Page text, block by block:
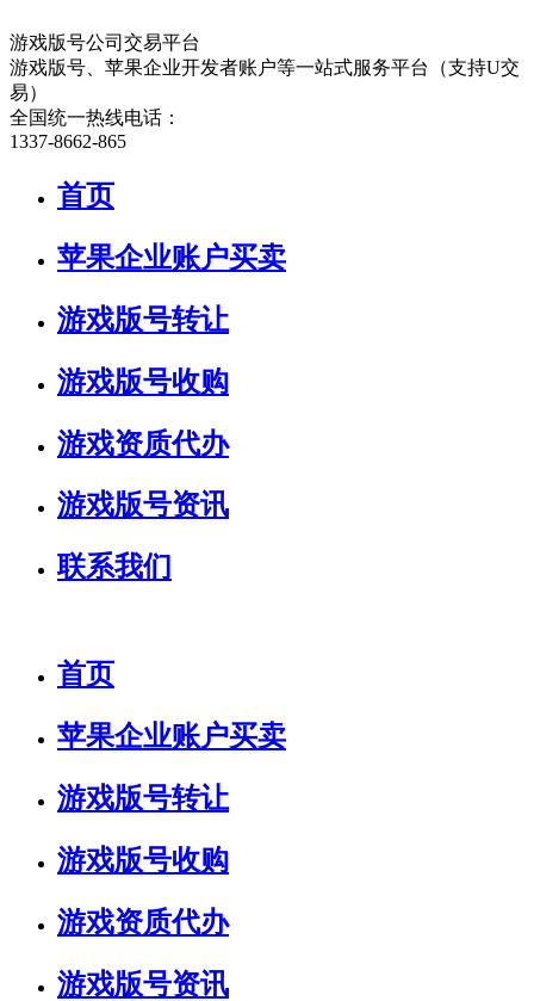
游戏版号公司交易平台
游戏版号、苹果企业开发者账户等一站式服务平台（支持U交
易）
全国统一热线电话：
1337-8662-865
首页
苹果企业账户买卖
游戏版号转让
游戏版号收购
游戏资质代办
游戏版号资讯
联系我们
首页
苹果企业账户买卖
游戏版号转让
游戏版号收购
游戏资质代办
游戏版号资讯